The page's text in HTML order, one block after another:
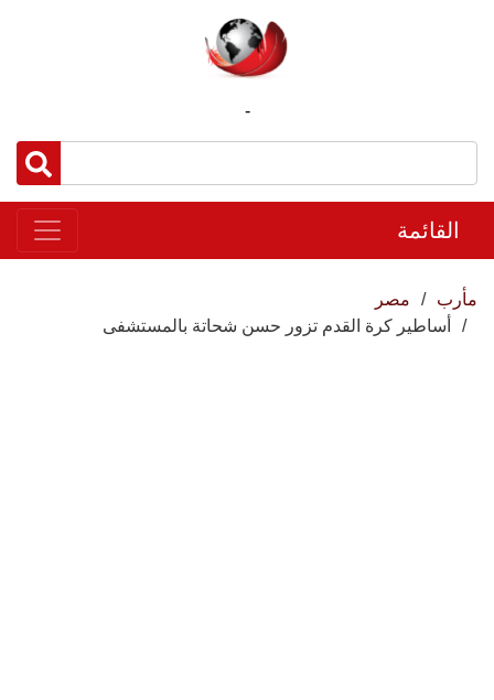
-
القائمة
مأرب
مصر
أساطير كرة القدم تزور حسن شحاتة بالمستشفى